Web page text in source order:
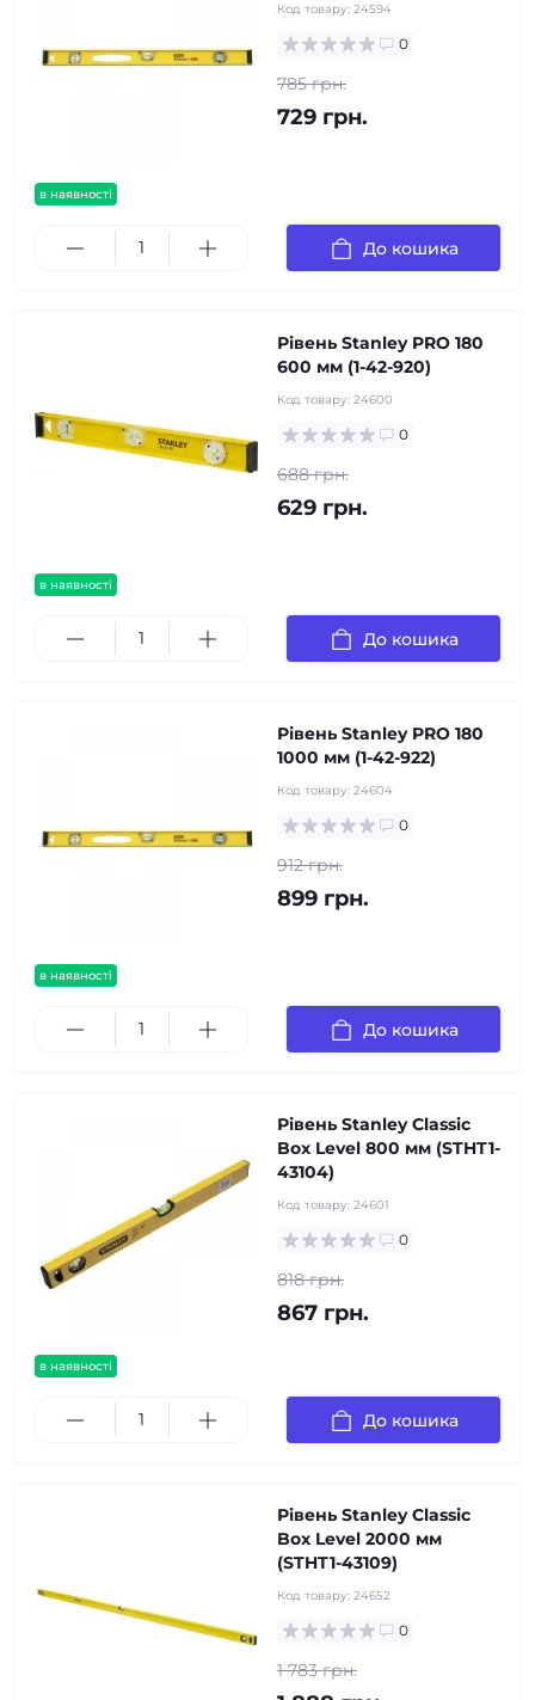
в наявності
Код товару: 24594
0
785 грн.
729 грн.
До кошика
в наявності
Рівень Stanley PRO 180
600 мм (1-42-920)
Код товару: 24600
0
688 грн.
629 грн.
До кошика
в наявності
Рівень Stanley PRO 180
1000 мм (1-42-922)
Код товару: 24604
0
912 грн.
899 грн.
До кошика
в наявності
Рівень Stanley Classic
Box Level 800 мм (STHT1-
43104)
Код товару: 24601
0
818 грн.
867 грн.
До кошика
Рівень Stanley Classic
Box Level 2000 мм
(STHT1-43109)
Код товару: 24652
0
1 783 грн.